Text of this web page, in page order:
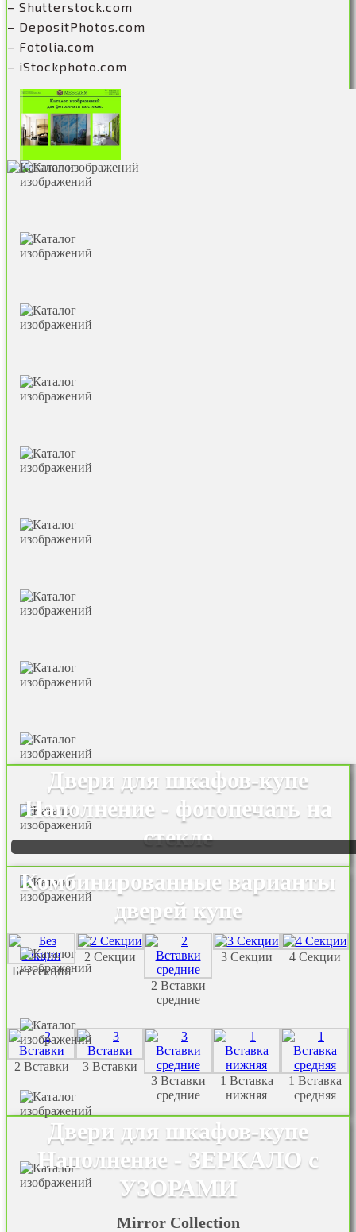
– Shutterstock.com
– DepositPhotos.com
– Fotolia.com
– iStockphoto.com
Двери для шкафов-купе
Наполнение - фотопечать на
стекле
Комбинированные варианты
дверей купе
Без секции
2 Секции
2 Вставки
средние
3 Секции 4 Секции
2 Вставки
3 Вставки
3 Вставки
средние
1 Вставка
нижняя
1 Вставка
средняя
Двери для шкафов-купе
Наполнение - ЗЕРКАЛО с
УЗОРАМИ
Mirror Collection